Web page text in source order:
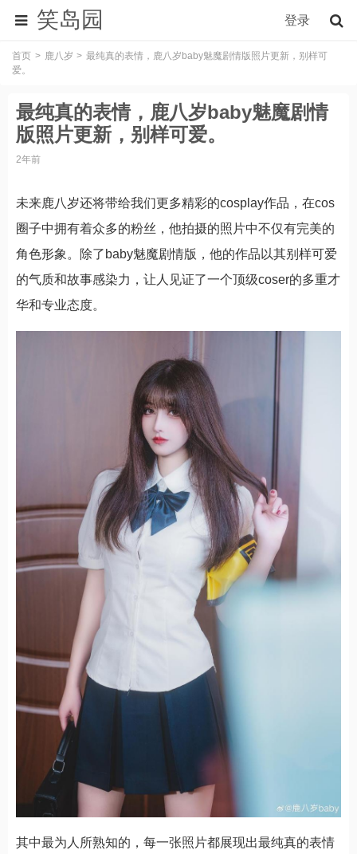
笑岛园 登录
首页 鹿八岁
最纯真的表情，鹿八岁baby魅魔剧情版照片更新，别样可
爱。
最纯真的表情，鹿八岁baby魅魔剧情
版照片更新，别样可爱。
2年前
未来鹿八岁还将带给我们更多精彩的cosplay作品，在cos
圈子中拥有着众多的粉丝，他拍摄的照片中不仅有完美的
角色形象。除了baby魅魔剧情版，他的作品以其别样可爱
的气质和故事感染力，让人见证了一个顶级coser的多重才
华和专业态度。
其中最为人所熟知的，每一张照片都展现出最纯真的表情